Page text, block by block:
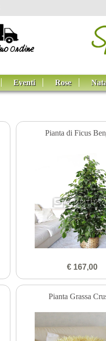
Eventi Rose
Pianta di Ficus
€ 167,00
Pianta Grassa